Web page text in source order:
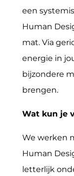
een
Human
mat. Via
energie in
bijzondere
brengen.
Wat kun je
We werken
Human
letterlijk